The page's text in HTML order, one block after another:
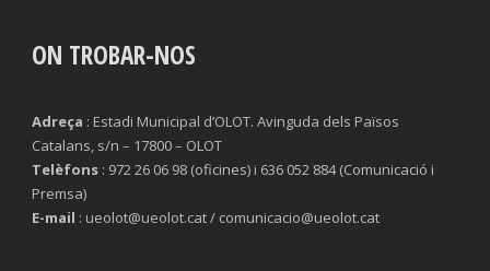
ON TROBAR-NOS
Adreça : Estadi Municipal d’OLOT. Avinguda dels Països
Catalans, s/n – 17800 – OLOT
Telèfons : 972 26 06 98 (oficines) i 636 052 884 (Comunicació i
Premsa)
E-mail : ueolot@ueolot.cat / comunicacio@ueolot.cat